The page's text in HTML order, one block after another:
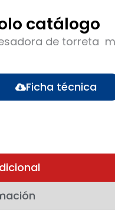
catálogo
de torreta
Ficha técnica